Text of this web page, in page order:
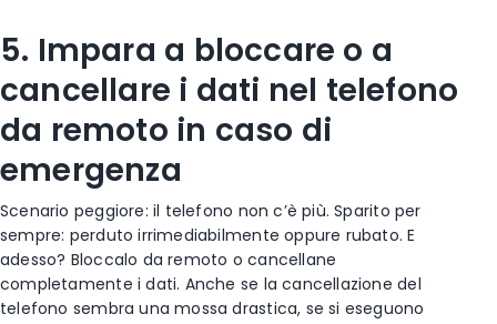
5. Impara a bloccare o a
cancellare i dati nel telefono
da remoto in caso di
emergenza
Scenario peggiore: il telefono non c’è più. Sparito per
sempre: perduto irrimediabilmente oppure rubato. E
adesso? Bloccalo da remoto o cancellane
completamente i dati. Anche se la cancellazione del
telefono sembra una mossa drastica, se si eseguono